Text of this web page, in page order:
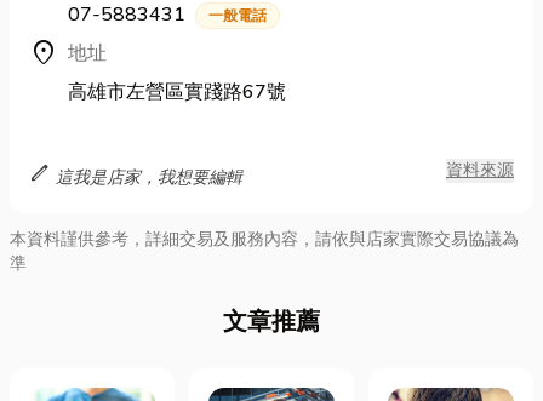
07-5883431
一般電話
location_on 地址
高雄市左營區實踐路67號
edit 這我是店家，我想要編輯 資料來源
本資料謹供參考，詳細交易及服務內容，請依與店家實際交易協議為
準
文章推薦